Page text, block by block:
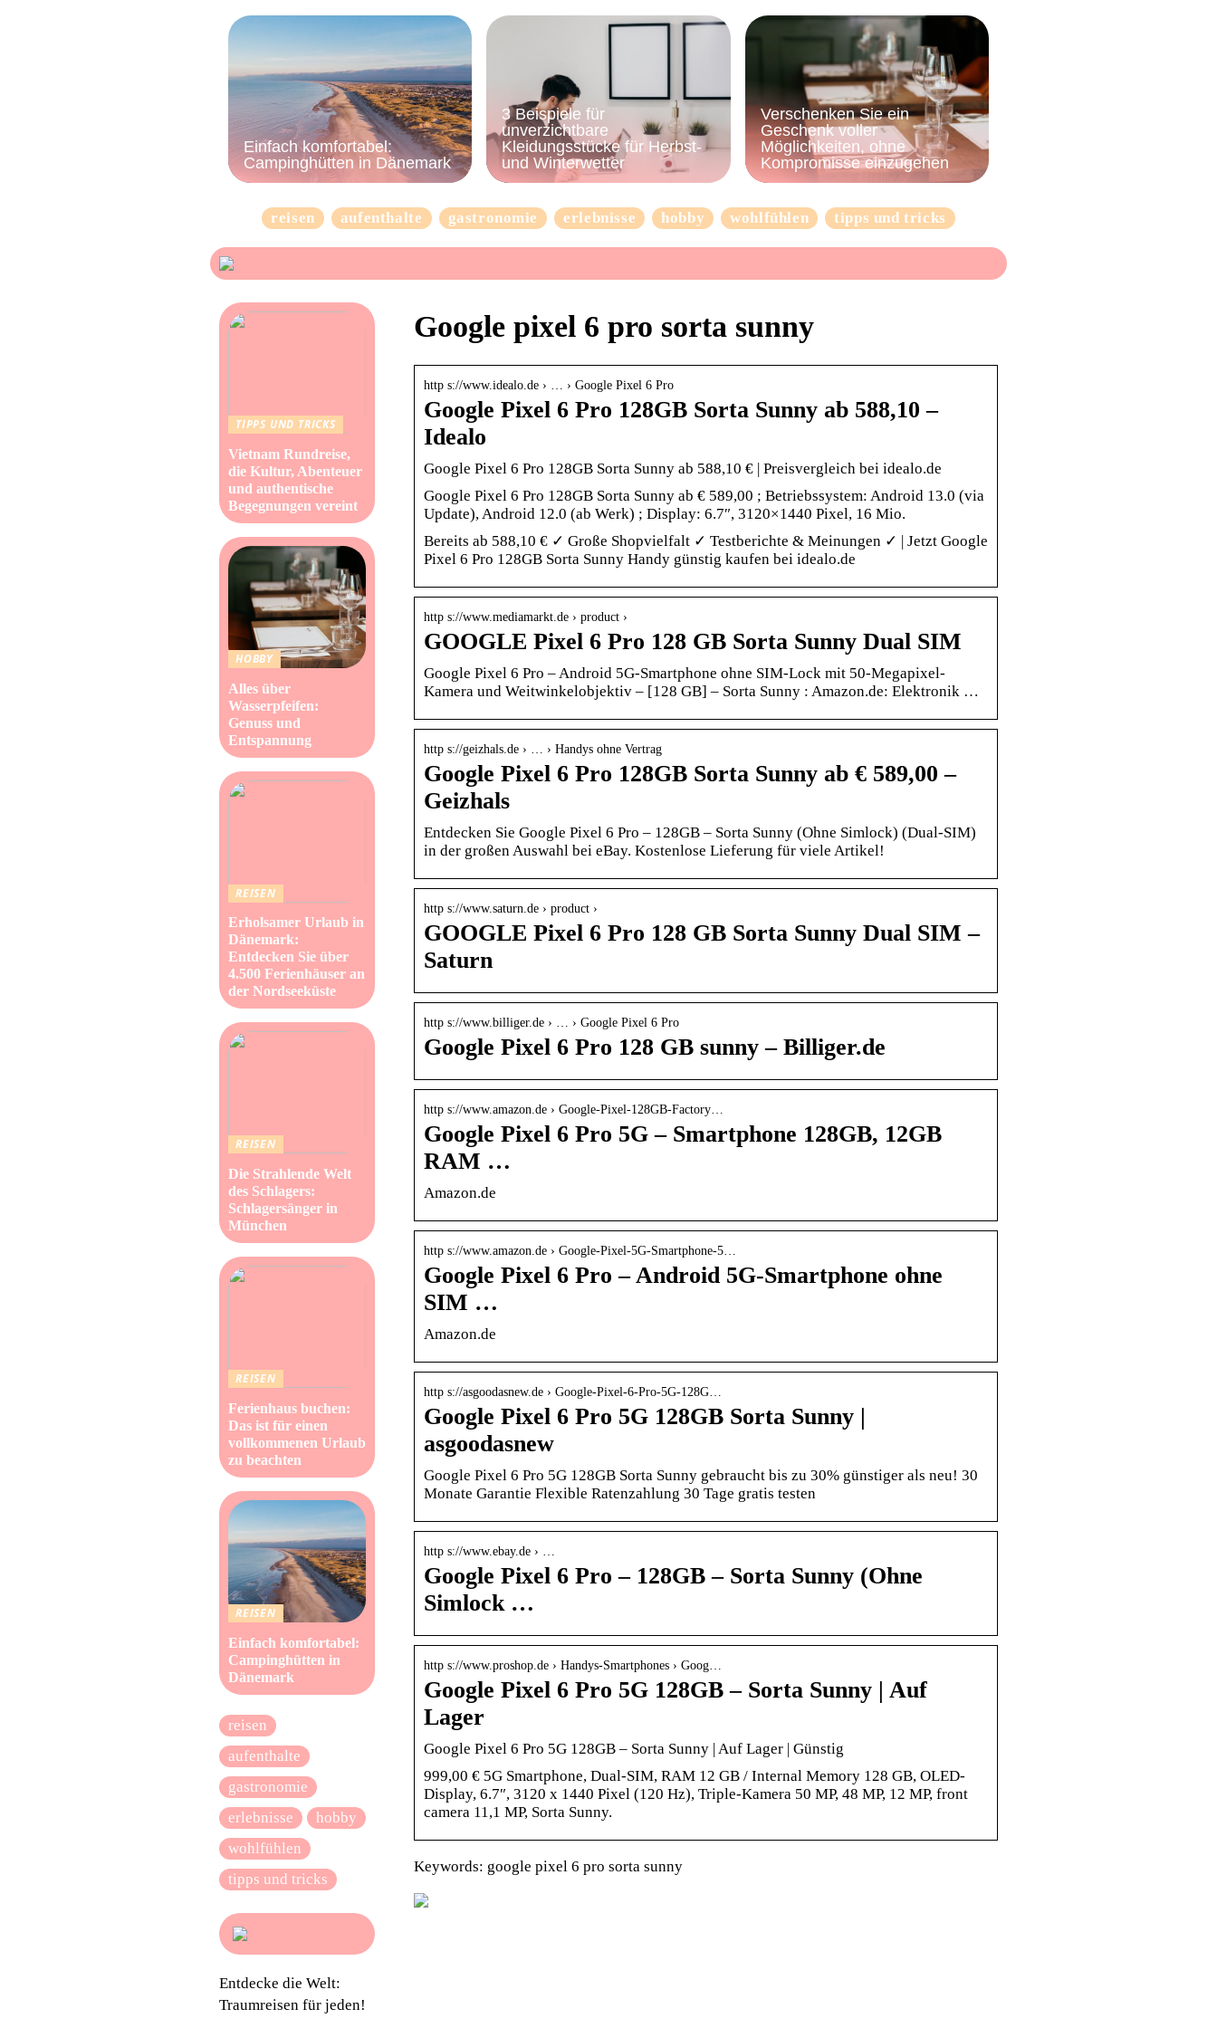
Einfach komfortabel:
Campinghütten in Dänemark
3 Beispiele für
unverzichtbare
Kleidungsstücke für Herbst-
und Winterwetter
Verschenken Sie ein
Geschenk voller
Möglichkeiten, ohne
Kompromisse einzugehen
reisen aufenthalte gastronomie erlebnisse hobby wohlfühlen tipps und tricks
Google pixel 6 pro sorta sunny
http s://www.idealo.de › … › Google Pixel 6 Pro
Google Pixel 6 Pro 128GB Sorta Sunny ab 588,10 –
Idealo
Google Pixel 6 Pro 128GB Sorta Sunny ab 588,10 € | Preisvergleich bei idealo.de
Google Pixel 6 Pro 128GB Sorta Sunny ab € 589,00 ; Betriebssystem: Android 13.0 (via
Update), Android 12.0 (ab Werk) ; Display: 6.7″, 3120×1440 Pixel, 16 Mio.
Bereits ab 588,10 € ✓ Große Shopvielfalt ✓ Testberichte & Meinungen ✓ | Jetzt Google
Pixel 6 Pro 128GB Sorta Sunny Handy günstig kaufen bei idealo.de
http s://www.mediamarkt.de › product ›
GOOGLE Pixel 6 Pro 128 GB Sorta Sunny Dual SIM
Google Pixel 6 Pro – Android 5G-Smartphone ohne SIM-Lock mit 50-Megapixel-
Kamera und Weitwinkelobjektiv – [128 GB] – Sorta Sunny : Amazon.de: Elektronik …
http s://geizhals.de › … › Handys ohne Vertrag
Google Pixel 6 Pro 128GB Sorta Sunny ab € 589,00 –
Geizhals
Entdecken Sie Google Pixel 6 Pro – 128GB – Sorta Sunny (Ohne Simlock) (Dual-SIM)
in der großen Auswahl bei eBay. Kostenlose Lieferung für viele Artikel!
http s://www.saturn.de › product ›
GOOGLE Pixel 6 Pro 128 GB Sorta Sunny Dual SIM –
Saturn
http s://www.billiger.de › … › Google Pixel 6 Pro
Google Pixel 6 Pro 128 GB sunny – Billiger.de
http s://www.amazon.de › Google-Pixel-128GB-Factory…
Google Pixel 6 Pro 5G – Smartphone 128GB, 12GB
RAM …
Amazon.de
http s://www.amazon.de › Google-Pixel-5G-Smartphone-5…
Google Pixel 6 Pro – Android 5G-Smartphone ohne
SIM …
Amazon.de
http s://asgoodasnew.de › Google-Pixel-6-Pro-5G-128G…
Google Pixel 6 Pro 5G 128GB Sorta Sunny |
asgoodasnew
Google Pixel 6 Pro 5G 128GB Sorta Sunny gebraucht bis zu 30% günstiger als neu! 30
Monate Garantie Flexible Ratenzahlung 30 Tage gratis testen
http s://www.ebay.de › …
Google Pixel 6 Pro – 128GB – Sorta Sunny (Ohne
Simlock …
http s://www.proshop.de › Handys-Smartphones › Goog…
Google Pixel 6 Pro 5G 128GB – Sorta Sunny | Auf
Lager
Google Pixel 6 Pro 5G 128GB – Sorta Sunny | Auf Lager | Günstig
999,00 € 5G Smartphone, Dual-SIM, RAM 12 GB / Internal Memory 128 GB, OLED-
Display, 6.7″, 3120 x 1440 Pixel (120 Hz), Triple-Kamera 50 MP, 48 MP, 12 MP, front
camera 11,1 MP, Sorta Sunny.
Keywords: google pixel 6 pro sorta sunny
TIPPS UND TRICKS
Vietnam Rundreise,
die Kultur, Abenteuer
und authentische
Begegnungen vereint
HOBBY
Alles über
Wasserpfeifen:
Genuss und
Entspannung
REISEN
Erholsamer Urlaub in
Dänemark:
Entdecken Sie über
4.500 Ferienhäuser an
der Nordseeküste
REISEN
Die Strahlende Welt
des Schlagers:
Schlagersänger in
München
REISEN
Ferienhaus buchen:
Das ist für einen
vollkommenen Urlaub
zu beachten
REISEN
Einfach komfortabel:
Campinghütten in
Dänemark
reisen
aufenthalte
gastronomie
erlebnisse
hobby
wohlfühlen
tipps und tricks
Entdecke die Welt:
Traumreisen für jeden!